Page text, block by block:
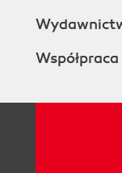
Współpraca